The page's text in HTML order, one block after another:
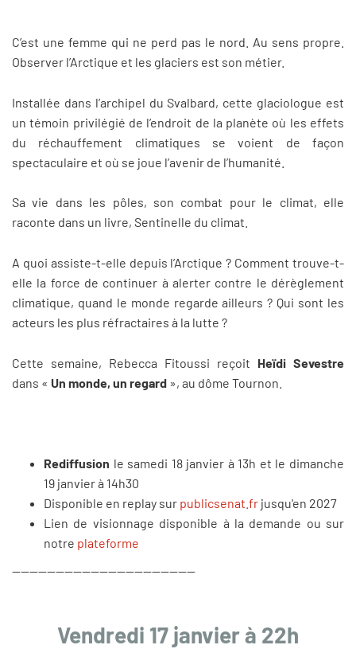
C’est une femme qui ne perd pas le nord. Au sens propre.
Observer l’Arctique et les glaciers est son métier.
Installée dans l’archipel du Svalbard, cette glaciologue est
un témoin privilégié de l’endroit de la planète où les effets
du réchauffement climatiques se voient de façon
spectaculaire et où se joue l’avenir de l’humanité.
Sa vie dans les pôles, son combat pour le climat, elle
raconte dans un livre, Sentinelle du climat.
A quoi assiste-t-elle depuis l’Arctique ? Comment trouve-t-
elle la force de continuer à alerter contre le dérèglement
climatique, quand le monde regarde ailleurs ? Qui sont les
acteurs les plus réfractaires à la lutte ?
Cette semaine, Rebecca Fitoussi reçoit Heïdi Sevestre
dans « Un monde, un regard », au dôme Tournon.
Rediffusion le samedi 18 janvier à 13h et le dimanche
19 janvier à 14h30
Disponible en replay sur publicsenat.fr jusqu'en 2027
Lien de visionnage disponible à la demande ou sur
notre plateforme
------------------------------------------
Vendredi 17 janvier à 22h